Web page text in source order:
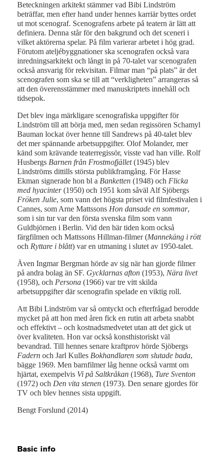
Beteckningen arkitekt stämmer vad Bibi Lindström
beträffar, men efter hand under hennes karriär byttes ordet
ut mot scenograf. Scenografens arbete på teatern är lätt att
definiera. Denna står för den bakgrund och det sceneri i
vilket aktörerna spelar. På film varierar arbetet i hög grad.
Förutom ateljébyggnationer ska scenografen också vara
inredningsarkitekt och långt in på 70-talet var scenografen
också ansvarig för rekvisitan. Filmar man “på plats” är det
scenografen som ska se till att “verkligheten” arrangeras så
att den överensstämmer med manuskriptets innehåll och
tidsepok.
Det blev inga märkligare scenografiska uppgifter för
Lindström till att börja med, men sedan regissören Schamyl
Bauman lockat över henne till Sandrews på 40-talet blev
det mer spännande arbetsuppgifter. Olof Molander, mer
känd som krävande teaterregissör, visste vad han ville. Rolf
Husbergs Barnen från Frostmofjället(1945) blev
Lindströms dittills största publikframgång. För Hasse
Ekman signerade hon bl a Banketten (1948) och Flicka
med hyacinter(1950) och 1951 kom såväl Alf Sjöbergs
Fröken Julie, som vann det högsta priset vid filmfestivalen i
Cannes, som Arne Mattssons Hon dansade en sommar,
som i sin tur var den första svenska film som vann
Guldbjörnen i Berlin. Vid den här tiden kom också
färgfilmen och Mattssons Hillman-filmer (Mannekäng i rött
och Ryttare i blått) var en utmaning i slutet av 1950-talet.
Även Ingmar Bergman hörde av sig när han gjorde filmer
på andra bolag än SF. Gycklarnas afton (1953), Nära livet
(1958), och Persona (1966) var tre vitt skilda
arbetsuppgifter där scenografin spelade en viktig roll.
Att Bibi Lindström var så omtyckt och efterfrågad berodde
mycket på att hon med åren fick en rutin att arbeta snabbt
och effektivt – och kostnadsmedvetet utan att det gick ut
över kvaliteten. Hon var också konsthistoriskt väl
bevandrad. Till hennes senare kraftprov hörde Sjöbergs
Fadern och Jarl Kulles Bokhandlaren som slutade bada,
bägge 1969. Men barnfilmer låg henne också varmt om
hjärtat, exempelvis Vi på Saltkråkan (1968), Ture Sventon
(1972) och Den vita stenen (1973). Den senare gjordes för
TV och blev hennes sista uppgift.
Bengt Forslund (2014)
Basic info